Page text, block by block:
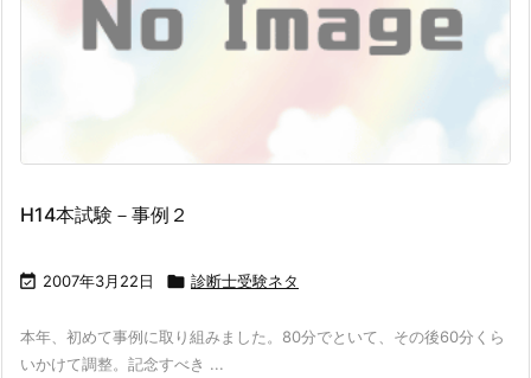
H14本試験－事例２
 2007年3月22日  診断士受験ネタ
本年、初めて事例に取り組みました。80分でといて、その後60分くら
いかけて調整。記念すべき ...